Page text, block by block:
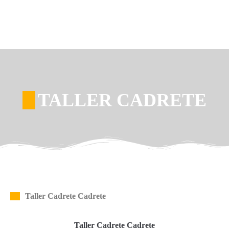
TALLER CADRETE
Taller Cadrete Cadrete
Taller Cadrete Cadrete